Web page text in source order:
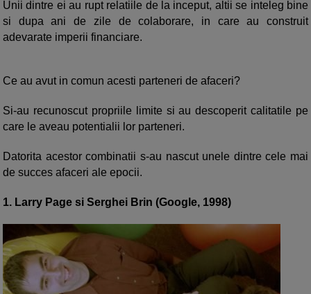
Unii dintre ei au rupt relatiile de la inceput, altii se inteleg bine
si dupa ani de zile de colaborare, in care au construit
adevarate imperii financiare.
Ce au avut in comun acesti parteneri de afaceri?
Si-au recunoscut propriile limite si au descoperit calitatile pe
care le aveau potentialii lor parteneri.
Datorita acestor combinatii s-au nascut unele dintre cele mai
de succes afaceri ale epocii.
1. Larry Page si Serghei Brin (Google, 1998)